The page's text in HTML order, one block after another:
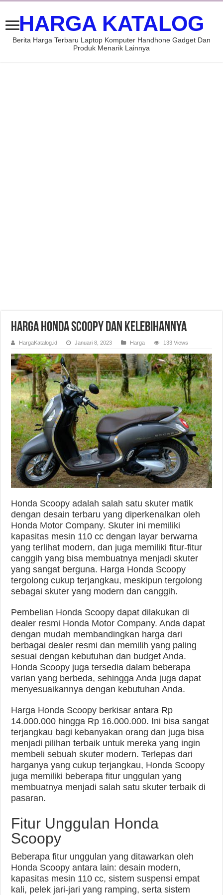
HARGA KATALOG
Berita Harga Terbaru Laptop Komputer Handhone Gadget Dan
Produk Menarik Lainnya
Harga Honda Scoopy dan Kelebihannya
HargaKatalog.id Januari 8, 2023 Harga 133 Views
Honda Scoopy adalah salah satu skuter matik
dengan desain terbaru yang diperkenalkan oleh
Honda Motor Company. Skuter ini memiliki
kapasitas mesin 110 cc dengan layar berwarna
yang terlihat modern, dan juga memiliki fitur-fitur
canggih yang bisa membuatnya menjadi skuter
yang sangat berguna. Harga Honda Scoopy
tergolong cukup terjangkau, meskipun tergolong
sebagai skuter yang modern dan canggih.
Pembelian Honda Scoopy dapat dilakukan di
dealer resmi Honda Motor Company. Anda dapat
dengan mudah membandingkan harga dari
berbagai dealer resmi dan memilih yang paling
sesuai dengan kebutuhan dan budget Anda.
Honda Scoopy juga tersedia dalam beberapa
varian yang berbeda, sehingga Anda juga dapat
menyesuaikannya dengan kebutuhan Anda.
Harga Honda Scoopy berkisar antara Rp
14.000.000 hingga Rp 16.000.000. Ini bisa sangat
terjangkau bagi kebanyakan orang dan juga bisa
menjadi pilihan terbaik untuk mereka yang ingin
membeli sebuah skuter modern. Terlepas dari
harganya yang cukup terjangkau, Honda Scoopy
juga memiliki beberapa fitur unggulan yang
membuatnya menjadi salah satu skuter terbaik di
pasaran.
Fitur Unggulan Honda
Scoopy
Beberapa fitur unggulan yang ditawarkan oleh
Honda Scoopy antara lain: desain modern,
kapasitas mesin 110 cc, sistem suspensi empat
kali, pelek jari-jari yang ramping, serta sistem